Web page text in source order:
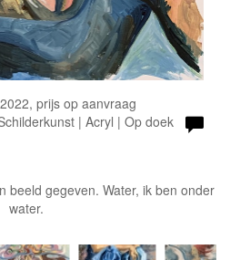
prijs op aanvraag
| Acryl | Op doek
beeld gegeven. Water, ik ben onder
water.